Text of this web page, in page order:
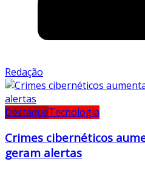
Redação
DestaqueTecnologia
Crimes cibernéticos
geram alertas